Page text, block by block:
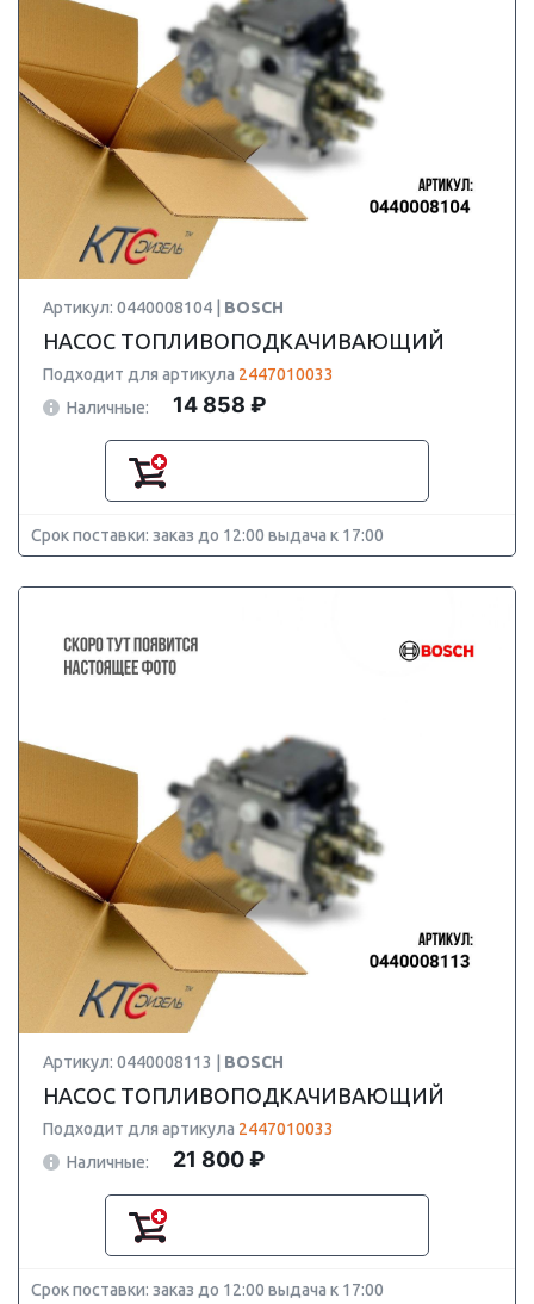
Артикул: 0440008104 | BOSCH
НАСОС ТОПЛИВОПОДКАЧИВАЮЩИЙ
Подходит для артикула 2447010033
Наличные:
14 858 ₽
Срок поставки: заказ до 12:00 выдача к 17:00
Артикул: 0440008113 | BOSCH
НАСОС ТОПЛИВОПОДКАЧИВАЮЩИЙ
Подходит для артикула 2447010033
Наличные:
21 800 ₽
Срок поставки: заказ до 12:00 выдача к 17:00